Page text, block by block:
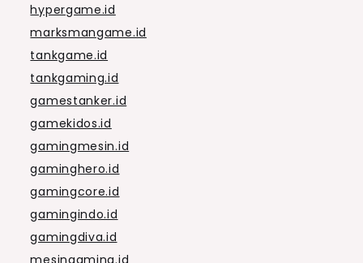
hypergame.id
marksmangame.id
tankgame.id
tankgaming.id
gamestanker.id
gamekidos.id
gamingmesin.id
gaminghero.id
gamingcore.id
gamingindo.id
gamingdiva.id
mesingaming.id